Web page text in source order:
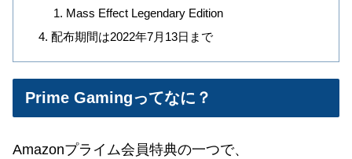
Mass Effect Legendary Edition
配布期間は2022年7月13日まで
Prime Gamingってなに？
Amazonプライム会員特典の一つで、